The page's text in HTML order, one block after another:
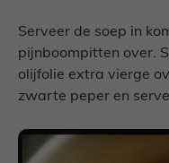
Serveer de soep in
pijnboompitten over.
olijfolie extra vierge
zwarte peper en